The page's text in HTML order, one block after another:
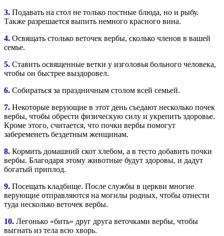
3. Подавать на стол не только постные блюда, но и рыбу.
Также разрешается выпить немного красного вина.
4. Освящать столько веточек вербы, сколько членов в вашей
семье.
5. Ставить освященные ветки у изголовья больного человека,
чтобы он быстрее выздоровел.
6. Собираться за праздничным столом всей семьей.
7. Некоторые верующие в этот день съедают несколько почек
вербы, чтобы обрести физическую силу и укрепить здоровье.
Кроме этого, считается, что почки вербы помогут
забеременеть бездетным женщинам.
8. Кормить домашний скот хлебом, а в тесто добавить почки
вербы. Благодаря этому животные будут здоровы, и дадут
богатый приплод.
9. Посещать кладбище. После службы в церкви многие
верующие отправляются на могилы родных, чтобы отнести
туда несколько веточек вербы.
10. Легонько «бить» друг друга веточками вербы, чтобы
выгнать из тела всю хворь.